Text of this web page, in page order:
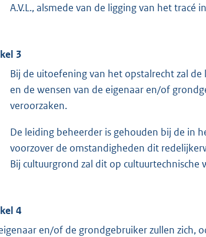
A.V.L., alsmede van de ligging van het tracé
3
Bij de uitoefening van het opstalrecht zal
en de wensen van de eigenaar en/of
veroorzaken.
De leiding beheerder is gehouden bij de in
voorzover de omstandigheden dit
Bij cultuurgrond zal dit op cultuurtechnische
4
en/of de grondgebruiker zullen zich,